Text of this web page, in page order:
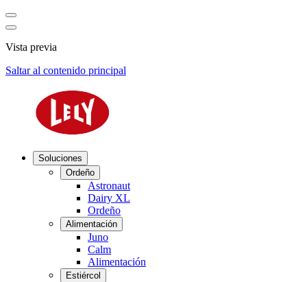
Vista previa
Saltar al contenido principal
Soluciones
Ordeño
Astronaut
Dairy XL
Ordeño
Alimentación
Juno
Calm
Alimentación
Estiércol